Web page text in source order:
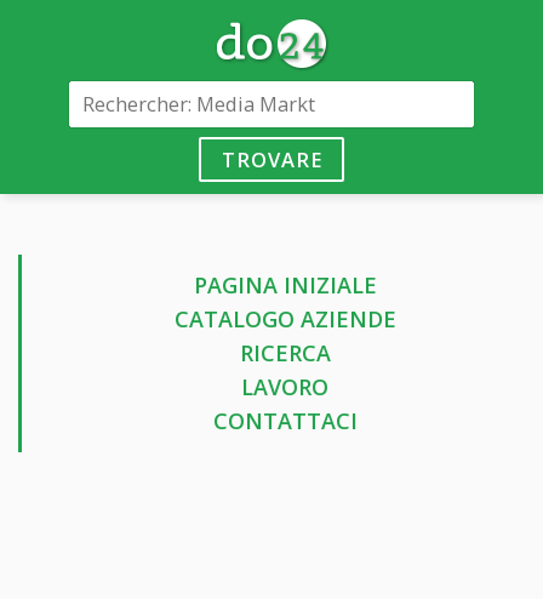
TROVARE
PAGINA INIZIALE
CATALOGO AZIENDE
RICERCA
LAVORO
CONTATTACI